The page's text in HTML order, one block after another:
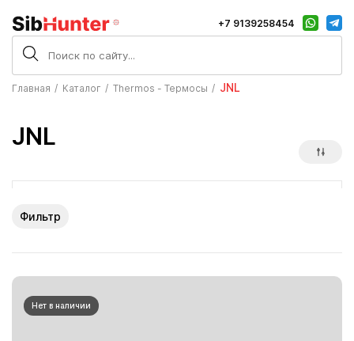
+7 9139258454
Главная Каталог Thermos - Термосы JNL
JNL
Фильтр
Нет в наличии